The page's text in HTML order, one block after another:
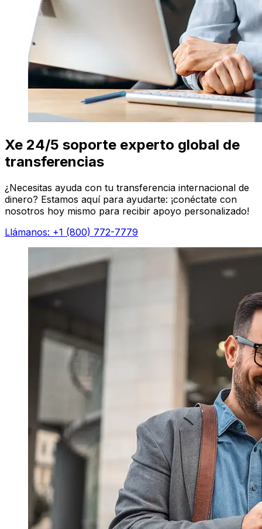
Xe 24/5 soporte experto global de
transferencias
¿Necesitas ayuda con tu transferencia internacional de
dinero? Estamos aquí para ayudarte: ¡conéctate con
nosotros hoy mismo para recibir apoyo personalizado!
Llámanos: +1 (800) 772-7779